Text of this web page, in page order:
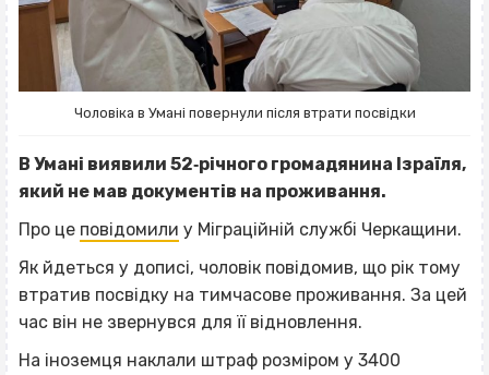
Чоловіка в Умані повернули після втрати посвідки
В Умані виявили 52‐річного громадянина Ізраїля,
який не мав документів на проживання.
Про це повідомили у Міграційній службі Черкащини.
Як йдеться у дописі, чоловік повідомив, що рік тому
втратив посвідку на тимчасове проживання. За цей
час він не звернувся для її відновлення.
На іноземця наклали штраф розміром у 3400